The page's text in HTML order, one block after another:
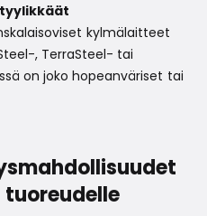
kylmälaitteet
, TerraSteel- tai
on joko hopeanväriset tai